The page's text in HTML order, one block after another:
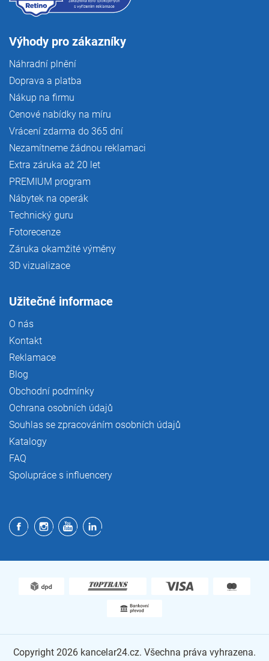
Výhody pro zákazníky
Náhradní plnění
Doprava a platba
Nákup na firmu
Cenové nabídky na míru
Vrácení zdarma do 365 dní
Nezamítneme žádnou reklamaci
Extra záruka až 20 let
PREMIUM program
Nábytek na operák
Technický guru
Fotorecenze
Záruka okamžité výměny
3D vizualizace
Užitečné informace
O nás
Kontakt
Reklamace
Blog
Obchodní podmínky
Ochrana osobních údajů
Souhlas se zpracováním osobních údajů
Katalogy
FAQ
Spolupráce s influencery
Copyright 2026 kancelar24.cz. Všechna práva vyhrazena.